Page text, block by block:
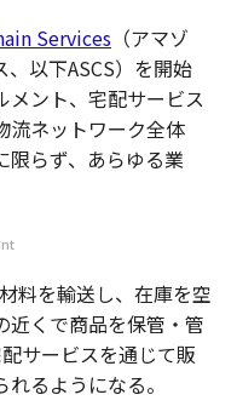
Services（アマゾ
以下ASCS）を開始
メント、宅配サービス
流ネットワーク全体
限らず、あらゆる業
料を輸送し、在庫を空
近くで商品を保管・管
サービスを通じて販
るようになる。